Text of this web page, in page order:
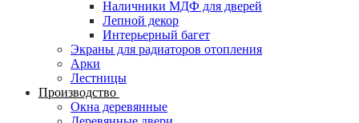
Наличники МДФ для дверей
Лепной декор
Интерьерный багет
Экраны для радиаторов отопления
Арки
Лестницы
Производство
Окна деревянные